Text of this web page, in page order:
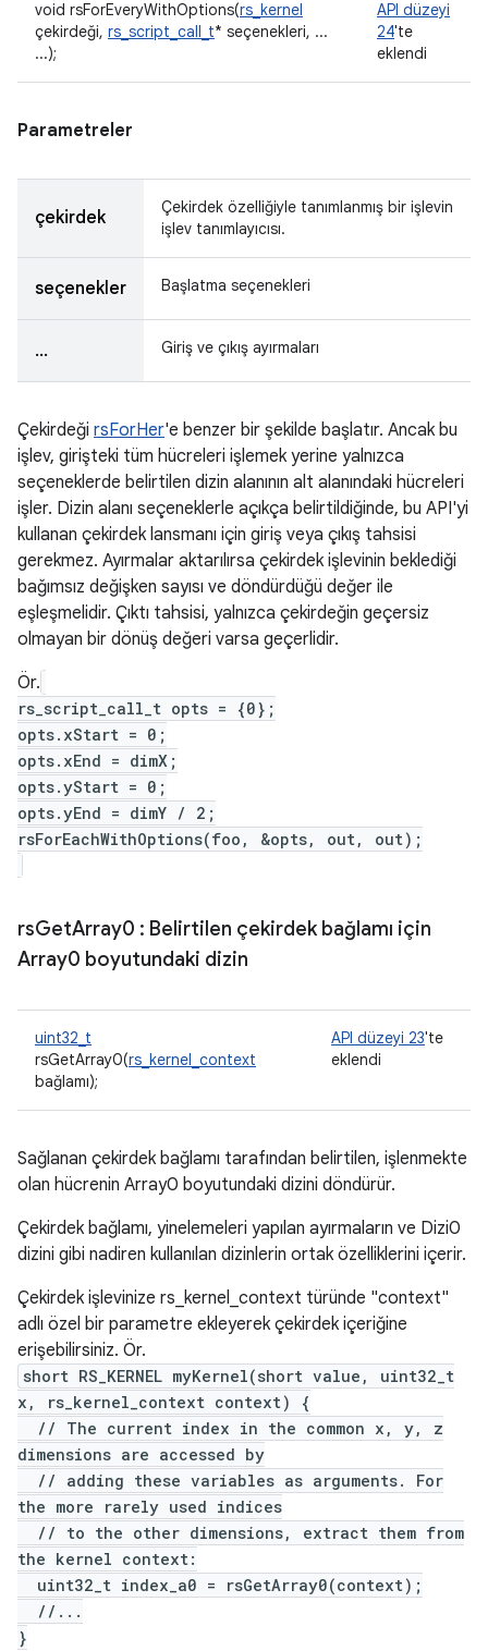
void rsForEveryWithOptions(rs_kernel
çekirdeği, rs_script_call_t* seçenekleri, ...
...);
API düzeyi
24'te
eklendi
Parametreler
çekirdek
Çekirdek özelliğiyle tanımlanmış bir işlevin
işlev tanımlayıcısı.
seçenekler Başlatma seçenekleri
... Giriş ve çıkış ayırmaları
Çekirdeği rsForHer'e benzer bir şekilde başlatır. Ancak bu
işlev, girişteki tüm hücreleri işlemek yerine yalnızca
seçeneklerde belirtilen dizin alanının alt alanındaki hücreleri
işler. Dizin alanı seçeneklerle açıkça belirtildiğinde, bu API'yi
kullanan çekirdek lansmanı için giriş veya çıkış tahsisi
gerekmez. Ayırmalar aktarılırsa çekirdek işlevinin beklediği
bağımsız değişken sayısı ve döndürdüğü değer ile
eşleşmelidir. Çıktı tahsisi, yalnızca çekirdeğin geçersiz
olmayan bir dönüş değeri varsa geçerlidir.
Ör.
rs_script_call_t opts = {0};
opts.xStart = 0;
opts.xEnd = dimX;
opts.yStart = 0;
opts.yEnd = dimY / 2;
rsForEachWithOptions(foo, &opts, out, out);
rsGetArray0 : Belirtilen çekirdek bağlamı için
Array0 boyutundaki dizin
uint32_t
rsGetArray0(rs_kernel_context
bağlamı);
API düzeyi 23'te
eklendi
Sağlanan çekirdek bağlamı tarafından belirtilen, işlenmekte
olan hücrenin Array0 boyutundaki dizini döndürür.
Çekirdek bağlamı, yinelemeleri yapılan ayırmaların ve Dizi0
dizini gibi nadiren kullanılan dizinlerin ortak özelliklerini içerir.
Çekirdek işlevinize rs_kernel_context türünde "context"
adlı özel bir parametre ekleyerek çekirdek içeriğine
erişebilirsiniz. Ör.
short RS_KERNEL myKernel(short value, uint32_t
x, rs_kernel_context context) {
// The current index in the common x, y, z
dimensions are accessed by
// adding these variables as arguments. For
the more rarely used indices
// to the other dimensions, extract them from
the kernel context:
uint32_t index_a0 = rsGetArray0(context);
//...
}